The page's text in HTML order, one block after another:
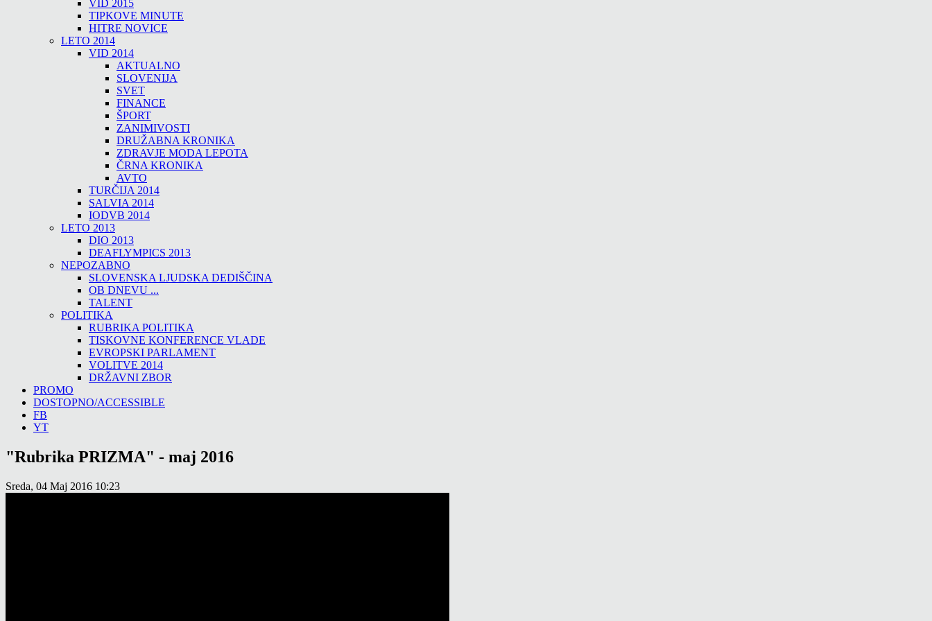
VID 2015
TIPKOVE MINUTE
HITRE NOVICE
LETO 2014
VID 2014
AKTUALNO
SLOVENIJA
SVET
FINANCE
ŠPORT
ZANIMIVOSTI
DRUŽABNA KRONIKA
ZDRAVJE MODA LEPOTA
ČRNA KRONIKA
AVTO
TURČIJA 2014
SALVIA 2014
IODVB 2014
LETO 2013
DIO 2013
DEAFLYMPICS 2013
NEPOZABNO
SLOVENSKA LJUDSKA DEDIŠČINA
OB DNEVU ...
TALENT
POLITIKA
RUBRIKA POLITIKA
TISKOVNE KONFERENCE VLADE
EVROPSKI PARLAMENT
VOLITVE 2014
DRŽAVNI ZBOR
PROMO
DOSTOPNO/ACCESSIBLE
FB
YT
"Rubrika PRIZMA" - maj 2016
Sreda, 04 Maj 2016 10:23